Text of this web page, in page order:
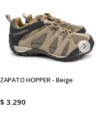
ZAPATO HOPPER - Beige
$ 3.290